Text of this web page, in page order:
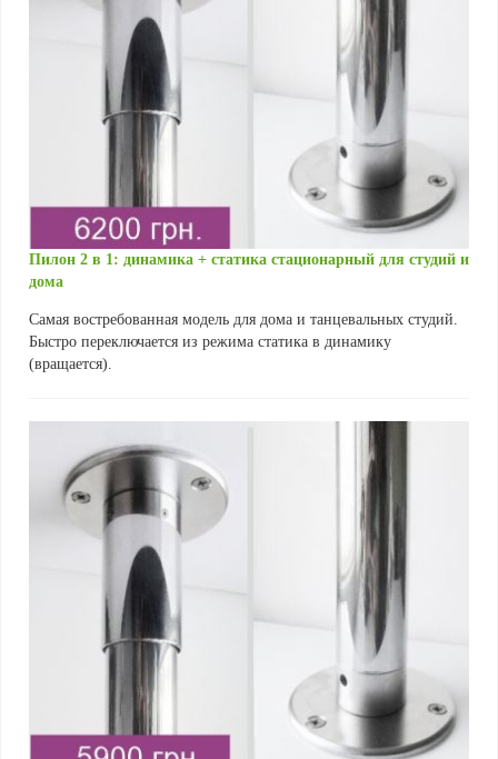
Пилон 2 в 1: динамика + статика стационарный для студий и
дома
Самая востребованная модель для дома и танцевальных студий.
Быстро переключается из режима статика в динамику
(вращается).